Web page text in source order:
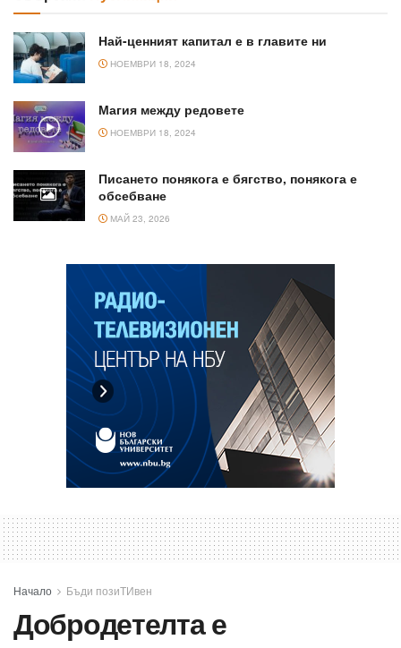
Най-ценният капитал е в главите ни
НОЕМВРИ 18, 2024
Магия между редовете
НОЕМВРИ 18, 2024
Писането понякога е бягство, понякога е
обсебване
МАЙ 23, 2026
Начало Бъди позиТИвен
Добродетелта е